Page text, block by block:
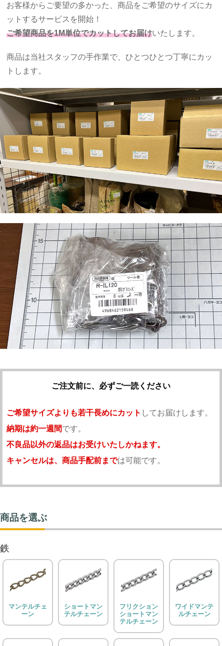
お客様からご要望の多かった、商品をご希望のサイズにカ
ットするサービスを開始！
ご希望商品を1M単位でカットしてお届けいたします。
商品は当社スタッフの手作業で、ひとつひとつ丁寧にカッ
トします。
ご注文前に、必ずご一読ください
ご希望サイズよりも若干長めにカット してお届けします。
納期は約一週間です。
不良品以外の返品はお受けいたしかねます。
キャンセルは、商品手配前までは可能です。
商品を選ぶ
鉄
マンテルチェ
ーン
ショートマン
テルチェーン
フリクション
ショートマン
テルチェーン
ワイドマンテ
ルチェーン